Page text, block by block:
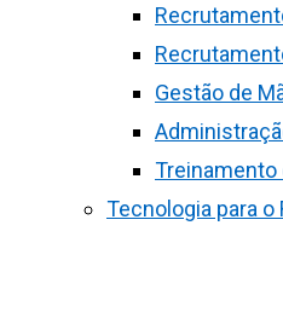
Gestão de
Treinamento
Tecnologia para o